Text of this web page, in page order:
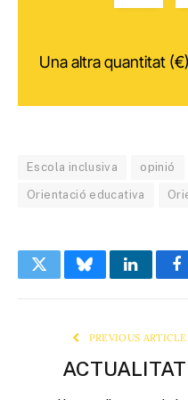
Una altra quantitat
Escola inclusiva opinió
Orientació educativa
TwitterBlueskyLinkedIn
PREVIOUS ARTICLE
ACTUALITAT